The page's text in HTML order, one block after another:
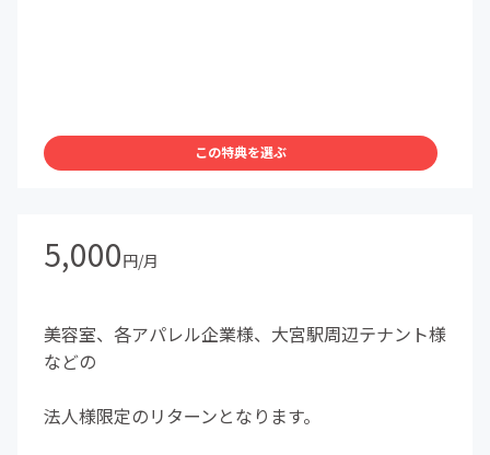
この特典を選ぶ
5,000円/月
美容室、各アパレル企業様、大宮駅周辺テナント様
などの
法人様限定のリターンとなります。